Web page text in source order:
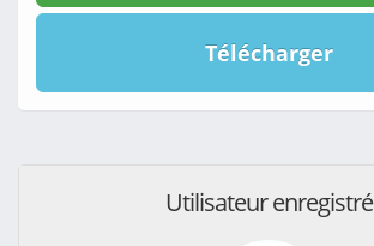
Télécharger
Utilisateur enregistré